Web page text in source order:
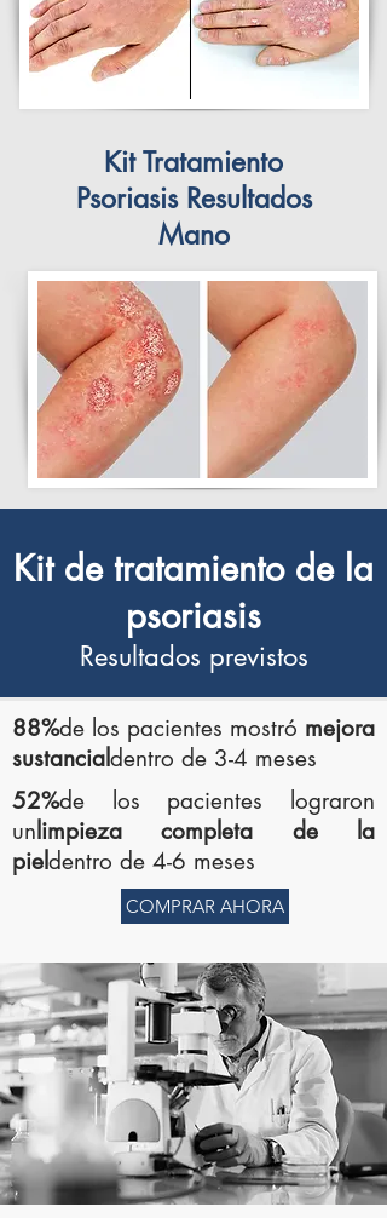
Kit Tratamiento
Psoriasis Resultados
Mano
Kit de tratamiento de la
psoriasis
Resultados previstos
88%de los pacientes mostró mejora
sustancialdentro de 3-4 meses
52%de los pacientes lograron
un limpieza completa de la
pieldentro de 4-6 meses
COMPRAR AHORA